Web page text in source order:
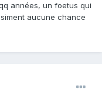
années, un foetus qui
aucune chance